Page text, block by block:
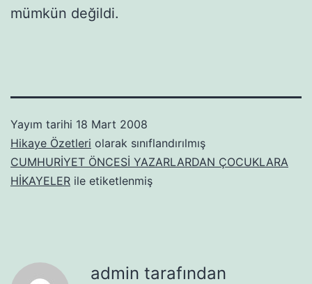
mümkün değildi.
Yayım tarihi 18 Mart 2008
Hikaye Özetleri olarak sınıflandırılmış
CUMHURİYET ÖNCESİ YAZARLARDAN ÇOCUKLARA
HİKAYELER ile etiketlenmiş
admin tarafından